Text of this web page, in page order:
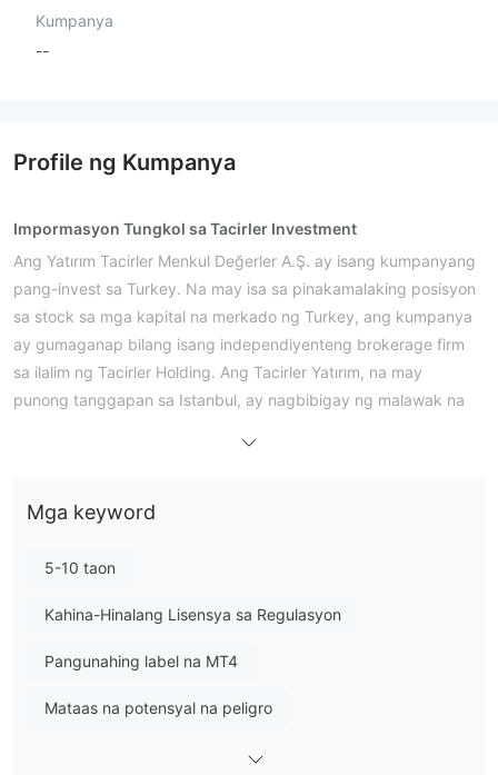
Kumpanya
--
Profile ng Kumpanya
Impormasyon Tungkol sa Tacirler Investment
Ang Yatırım Tacirler Menkul Değerler A.Ş. ay isang kumpanyang
pang-invest sa Turkey. Na may isa sa pinakamalaking posisyon
sa stock sa mga kapital na merkado ng Turkey, ang kumpanya
ay gumaganap bilang isang independiyenteng brokerage firm
sa ilalim ng Tacirler Holding. Ang Tacirler Yatırım, na may
punong tanggapan sa Istanbul, ay nagbibigay ng malawak na
Mga Kalamangan at Disadvantages
Hindi. Ang Tacirler Investment ay gumagana nang walang
maaaring magdulot ng panganib.
Ano ang Maaari Kong I-trade sa Tacirler Investment?
Mga keyword
5-10 taon
Kahina-Hinalang Lisensya sa Regulasyon
Pangunahing label na MT4
Mataas na potensyal na peligro